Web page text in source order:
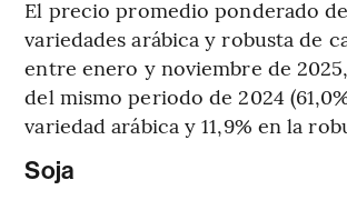
El precio promedio ponderado
variedades arábica y robusta de
entre enero y noviembre de
del mismo periodo de 2024
variedad arábica y 11,9% en la
Soja